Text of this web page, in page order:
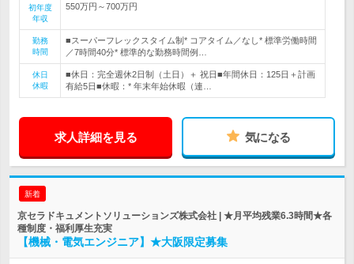
初年度
年収
550万円～700万円
勤務
時間
■スーパーフレックスタイム制* コアタイム／なし* 標準労働時間
／7時間40分* 標準的な勤務時間例…
休日
休暇
■休日：完全週休2日制（土日）＋ 祝日■年間休日：125日＋計画
有給5日■休暇：* 年末年始休暇（連…
求人詳細を見る 気になる
新着
京セラドキュメントソリューションズ株式会社 | ★月平均残業6.3時間★各
種制度・福利厚生充実
【機械・電気エンジニア】★大阪限定募集